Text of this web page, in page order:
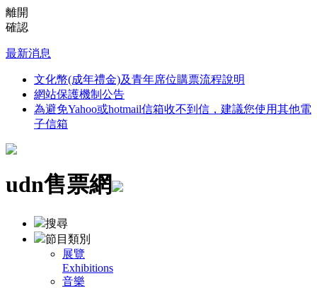
離開
確認
最新消息
文化幣(成年禮金)及青年席位購票流程說明
網站保護機制公告
為避免Yahoo或hotmail信箱收不到信，建議您使用其他電
子信箱
udn售票網
搜尋
節目類別
展覽
Exhibitions
音樂